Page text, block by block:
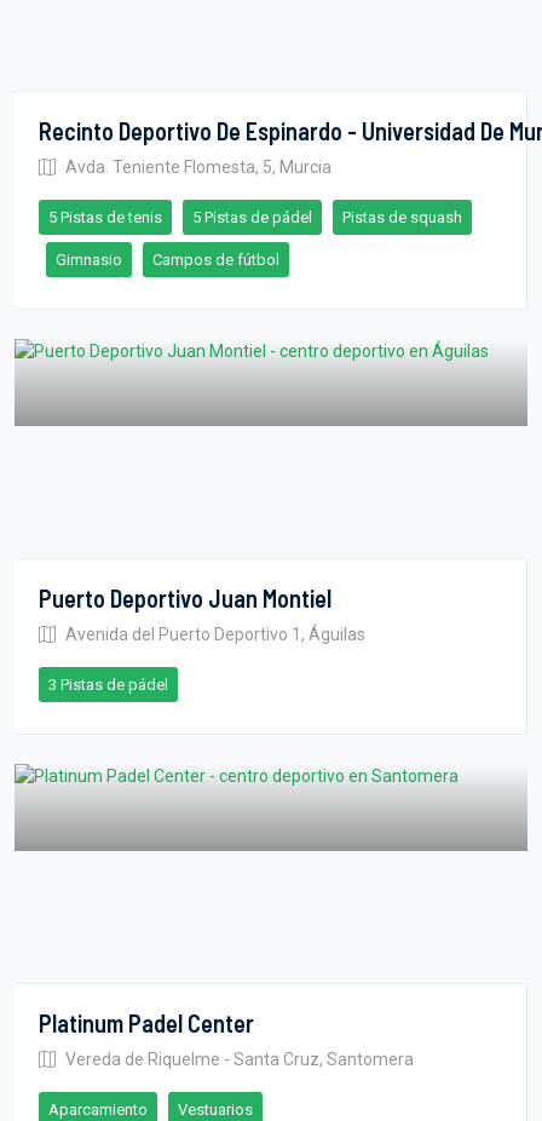
Recinto Deportivo De Espinardo - Universidad De
Avda. Teniente Flomesta, 5, Murcia
5 Pistas de tenis 5 Pistas de pádel Pistas de squash
Gimnasio Campos de fútbol
Puerto Deportivo Juan Montiel
Avenida del Puerto Deportivo 1, Águilas
3 Pistas de pádel
Platinum Padel Center
Vereda de Riquelme - Santa Cruz, Santomera
Aparcamiento Vestuarios